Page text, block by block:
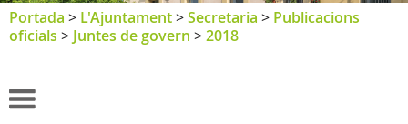
Llavaneres
Portada > L'Ajuntament>Secretaria > Publicacions
oficials > Juntes de govern >2018